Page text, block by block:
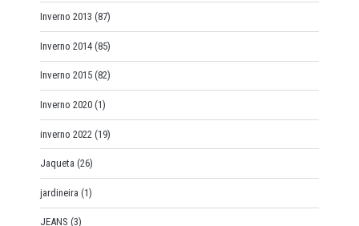
Inverno 2013 (87)
Inverno 2014 (85)
Inverno 2015 (82)
Inverno 2020 (1)
inverno 2022 (19)
Jaqueta (26)
jardineira (1)
JEANS (3)